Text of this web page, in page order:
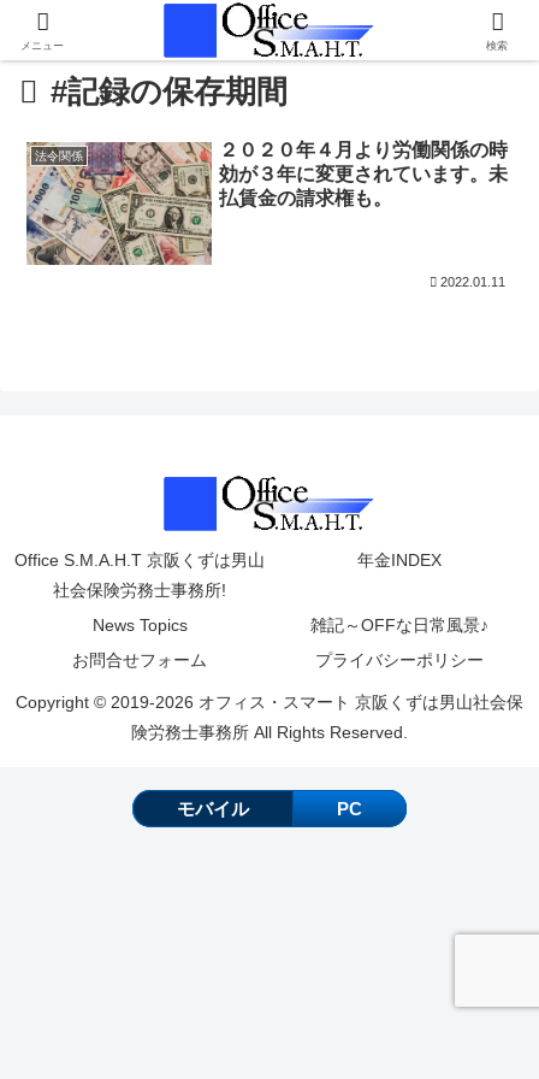
#記録の保存期間
法令関係
２０２０年４月より労働関係の時
効が３年に変更されています。未
払賃金の請求権も。
2022.01.11
Office S.M.A.H.T 京阪くずは男山
社会保険労務士事務所!
年金INDEX
News Topics
雑記～OFFな日常風景♪
お問合せフォーム
プライバシーポリシー
Copyright © 2019-2026 オフィス・スマート 京阪くずは男山社会保
険労務士事務所 All Rights Reserved.
メニュー 検索
モバイル PC